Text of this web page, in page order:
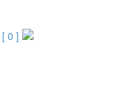
0 ]